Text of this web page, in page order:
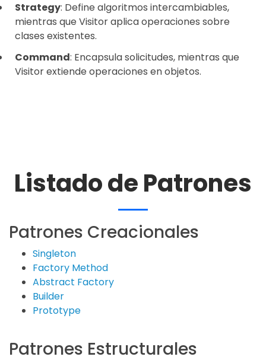
Strategy: Define algoritmos intercambiables,
mientras que Visitor aplica operaciones sobre
clases existentes.
Command: Encapsula solicitudes, mientras que
Visitor extiende operaciones en objetos.
Listado de Patrones
Patrones Creacionales
Singleton
Factory Method
Abstract Factory
Builder
Prototype
Patrones Estructurales